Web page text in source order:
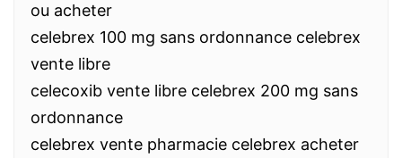
ou acheter
celebrex 100 mg sans ordonnance celebrex
vente libre
celecoxib vente libre celebrex 200 mg sans
ordonnance
celebrex vente pharmacie celebrex acheter